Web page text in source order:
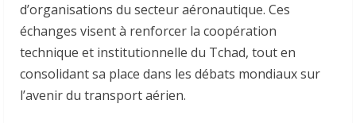
d’organisations du secteur aéronautique. Ces
échanges visent à renforcer la coopération
technique et institutionnelle du Tchad, tout en
consolidant sa place dans les débats mondiaux sur
l’avenir du transport aérien.